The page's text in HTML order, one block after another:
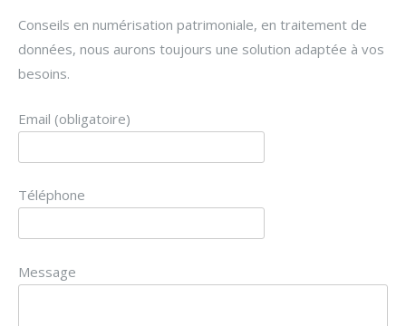
Conseils en numérisation patrimoniale, en traitement de
données, nous aurons toujours une solution adaptée à vos
besoins.
Email (obligatoire)
Téléphone
Message